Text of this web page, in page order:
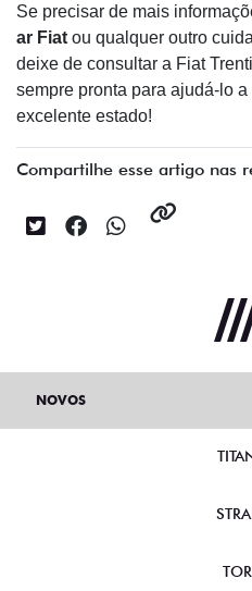
Se precisar de mais
ar Fiat ou qualquer outro
deixe de consultar a Fiat
sempre pronta para ajudá-lo
excelente estado!
Compartilhe esse artigo nas
NOVOS